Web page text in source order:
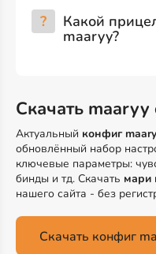
? Какой
maaryy?
Скачать maaryy
Актуальный конфиг
обновлённый набор
ключевые параметры:
бинды и тд. Скачать мари
нашего сайта - без
Скачать конфиг